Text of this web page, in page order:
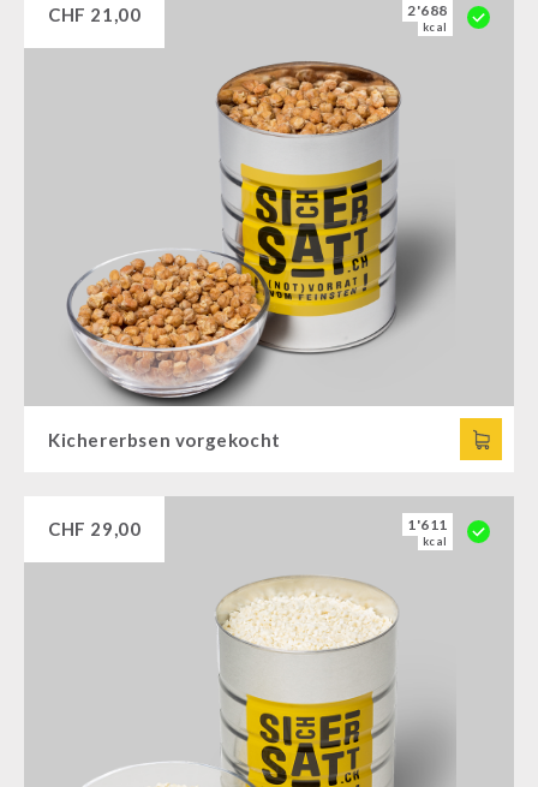
CHF 21,00 2'688
kcal
Kichererbsen vorgekocht
CHF 29,00 1'611
kcal